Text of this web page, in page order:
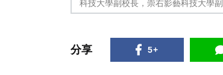
科技大學副校長，崇右影藝科技大學
分享 5+